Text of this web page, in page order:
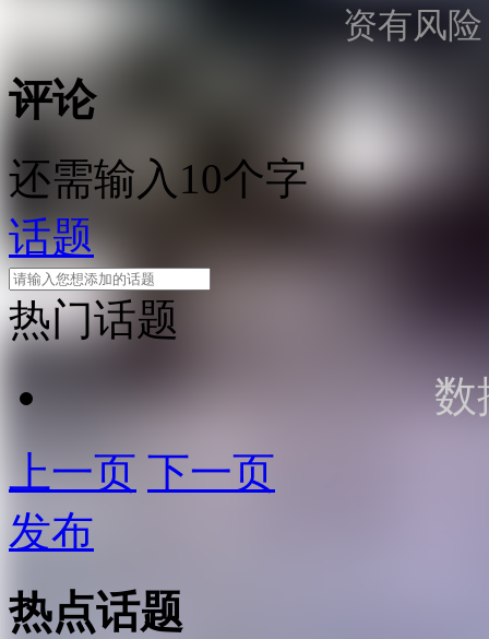
资有风
评论
还需输入10个字
话题
热门话题
数
上一页 下一页
发布
热点话题